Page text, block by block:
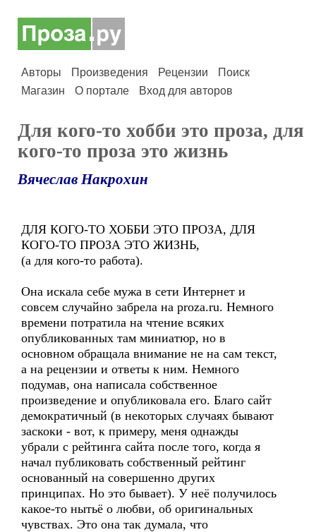
Авторы Произведения Рецензии
Поиск
Магазин
О портале Вход для авторов
Для кого-то хобби это проза, для
кого-то проза это жизнь
Вячеслав Накрохин
ДЛЯ КОГО-ТО ХОББИ ЭТО ПРОЗА, ДЛЯ
КОГО-ТО ПРОЗА ЭТО ЖИЗНЬ,
(а для кого-то работа).
Она искала себе мужа в сети Интернет и
совсем случайно забрела на proza.ru. Немного
времени потратила на чтение всяких
опубликованных там миниатюр, но в
основном обращала внимание не на сам текст,
а на рецензии и ответы к ним. Немного
подумав, она написала собственное
произведение и опубликовала его. Благо сайт
демократичный (в некоторых случаях бывают
заскоки - вот, к примеру, меня однажды
убрали с рейтинга сайта после того, когда я
начал публиковать собственный рейтинг
основанный на совершенно других
принципах. Но это бывает). У неё получилось
какое-то нытьё о любви, об оригинальных
чувствах. Это она так думала, что